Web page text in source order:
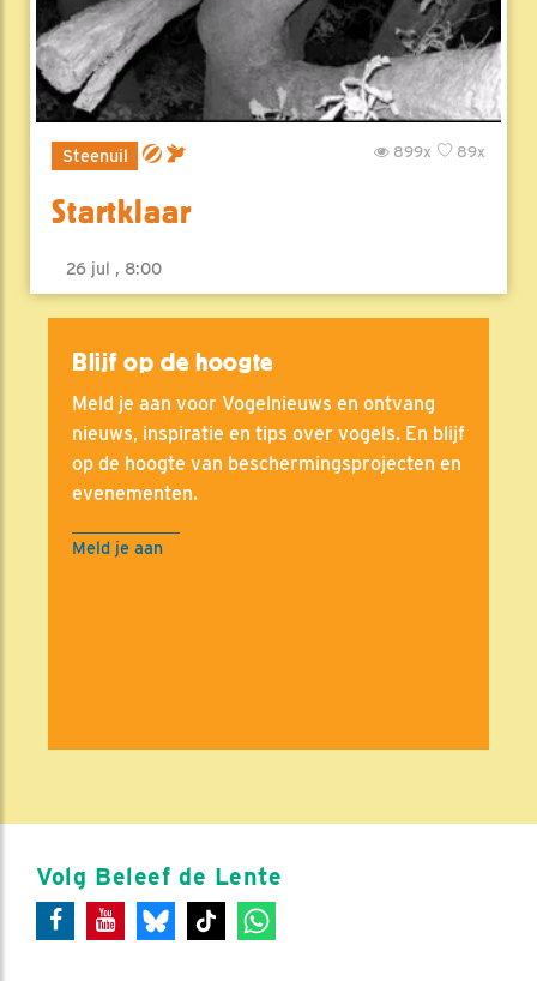
Steenuil 89x
899x
Startklaar
26 jul , 8:00
Blijf op de hoogte
Meld je aan voor Vogelnieuws en ontvang
nieuws, inspiratie en tips over vogels. En blijf
op de hoogte van beschermingsprojecten en
evenementen.
Meld je aan
Volg Beleef de Lente